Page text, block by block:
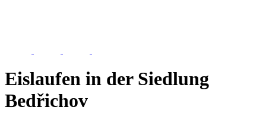
Eislaufen in der Siedlung
Bedřichov